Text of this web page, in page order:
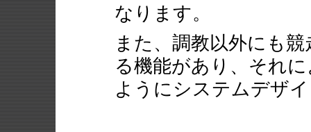
なります。
また、調教以外にも
る機能があり、それ
ようにシステムデザ